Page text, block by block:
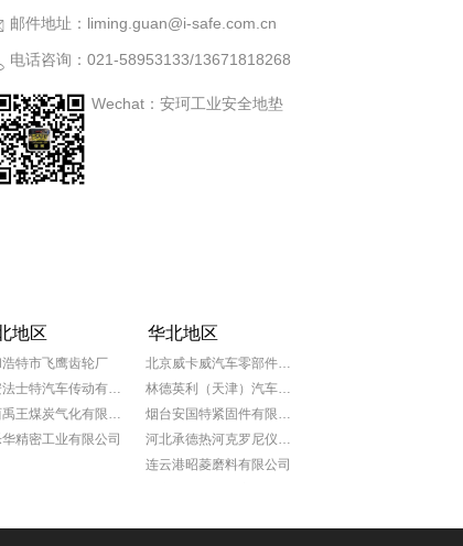
邮件地址： liming.guan@i-safe.com.cn
电话咨询： 021-58953133/13671818268
Wechat：安珂工业安全地垫
地区 华北地区
特市飞鹰齿轮厂
西安法士特汽车传动有限责任公司
山西禹王煤炭气化有限公司
精密工业有限公司
北京威卡威汽车零部件股份有限公司
林德英利（天津）汽车部件有限公司
烟台安国特紧固件有限公司
河北承德热河克罗尼仪表公司
连云港昭菱磨料有限公司